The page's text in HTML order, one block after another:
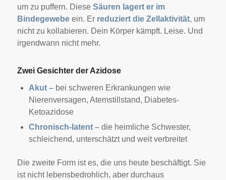
um zu puffern. Diese Säuren lagert er im
Bindegewebeein. Er reduziert die Zellaktivität, um
nicht zu kollabieren. Dein Körper kämpft. Leise. Und
irgendwann nicht mehr.
Zwei Gesichter der Azidose
Akut – bei schweren Erkrankungen wie
Nierenversagen, Atemstillstand, Diabetes-
Ketoazidose
Chronisch-latent – die heimliche Schwester,
schleichend, unterschätzt und weit verbreitet
Die zweite Form ist es, die uns heute beschäftigt. Sie
ist nicht lebensbedrohlich, aber durchaus